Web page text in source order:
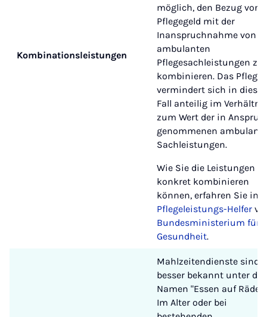
Kombinationsleistungen
möglich, den Bezug von
Pflegegeld mit der
Inanspruchnahme von
ambulanten
Pflegesachleistungen zu
kombinieren. Das
vermindert sich in
Fall anteilig im
zum Wert der in
genommenen
Sachleistungen.
Wie Sie die Leistungen
konkret kombinieren
können, erfahren Sie im
Pflegeleistungs-Helfer
Bundesministerium für
Gesundheit.
Mahlzeitendienste sind
besser bekannt unter
Namen "Essen auf
Im Alter oder bei